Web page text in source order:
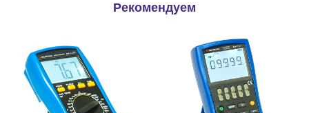
Рекомендуем